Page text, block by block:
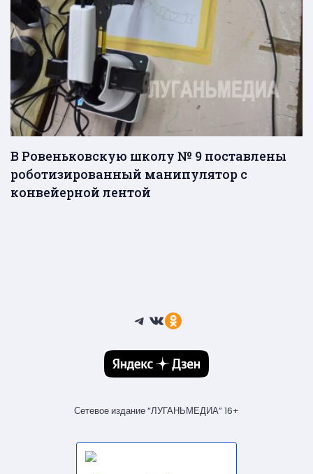
В Ровеньковскую школу № 9 поставлены
роботизированный манипулятор с
конвейерной лентой
Telegram
ВКонтакте
Ссылка
Сетевое издание “ЛУГАНЬМЕДИА” 16+